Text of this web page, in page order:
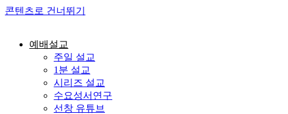
콘텐츠로 건너뛰기
예배설교
주일 설교
1분 설교
시리즈 설교
수요성서연구
선창 유튜브